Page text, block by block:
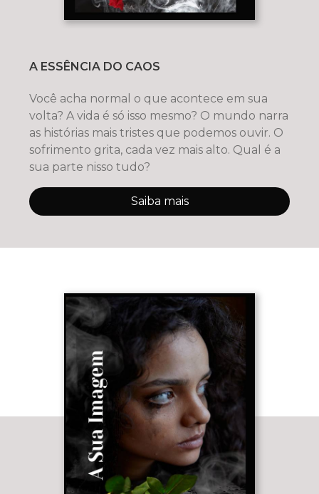
A ESSÊNCIA DO CAOS
Você acha normal o que acontece em sua
volta? A vida é só isso mesmo? O mundo narra
as histórias mais tristes que podemos ouvir. O
sofrimento grita, cada vez mais alto. Qual é a
sua parte nisso tudo?
Saiba mais